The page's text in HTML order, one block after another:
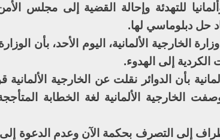
للتهدئة وإحالة القضية إلى مجلس
حل دبلوماسي لها.
الخارجية الألمانية، اليوم الأحد، بأن
الكردية إلى الهدوء.
بأن الدوائر نقلت عن الخارجية
الخارجية الألمانية لغة الخطابة
إلى التصرف بحكمة الآن وعدم الدعوة